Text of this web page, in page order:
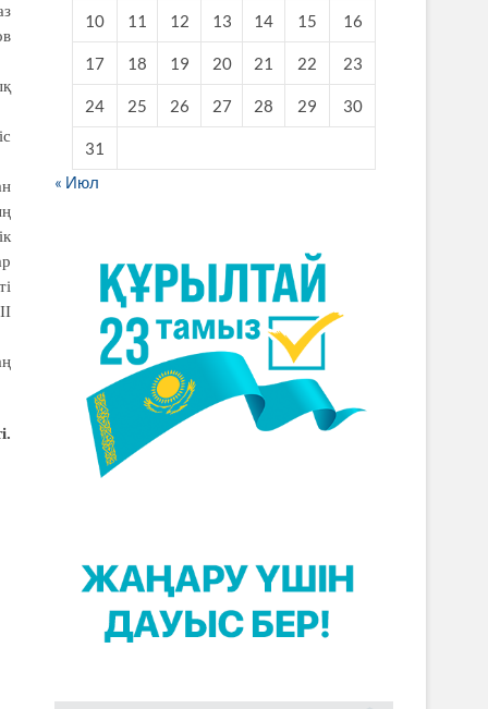
10 11 12 13 14 15 16
17 18 19 20 21 22 23
24 25 26 27 28 29 30
31
« Июл